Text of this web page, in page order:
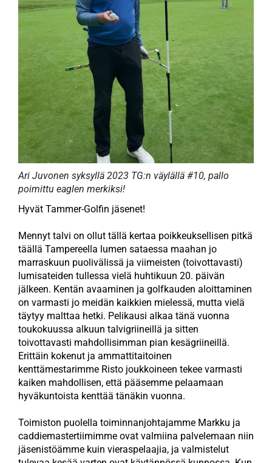
Ari Juvonen syksyllä 2023 TG:n väylällä #10, pallo
poimittu eaglen merkiksi!
Hyvät Tammer-Golfin jäsenet!
Mennyt talvi on ollut tällä kertaa poikkeuksellisen pitkä
täällä Tampereella lumen sataessa maahan jo
marraskuun puolivälissä ja viimeisten (toivottavasti)
lumisateiden tullessa vielä huhtikuun 20. päivän
jälkeen. Kentän avaaminen ja golfkauden aloittaminen
on varmasti jo meidän kaikkien mielessä, mutta vielä
täytyy malttaa hetki. Pelikausi alkaa tänä vuonna
toukokuussa alkuun talvigriineillä ja sitten
toivottavasti mahdollisimman pian kesägriineillä.
Erittäin kokenut ja ammattitaitoinen
kenttämestarimme Risto joukkoineen tekee varmasti
kaiken mahdollisen, että pääsemme pelaamaan
hyväkuntoista kenttää tänäkin vuonna.
Toimiston puolella toiminnanjohtajamme Markku ja
caddiemastertiimimme ovat valmiina palvelemaan niin
jäsenistöämme kuin vieraspelaajia, ja valmistelut